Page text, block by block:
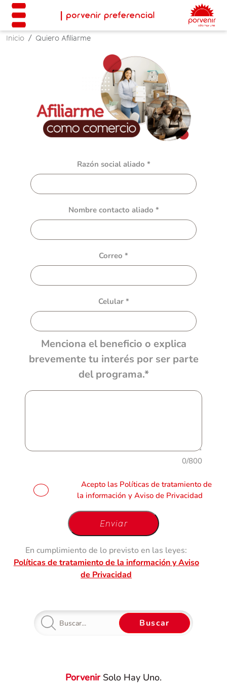
Inicio Quiero Afiliarme
Razón social aliado *
Nombre contacto aliado *
Correo *
Celular *
Menciona el beneficio o explica
brevemente tu interés por ser parte
del programa.*
0/800
Acepto las Políticas de tratamiento de
la información y Aviso de Privacidad
Enviar
En cumplimiento de lo previsto en las leyes:
Políticas de tratamiento de la información y Aviso
de Privacidad
Buscar
PorvenirSolo Hay Uno.